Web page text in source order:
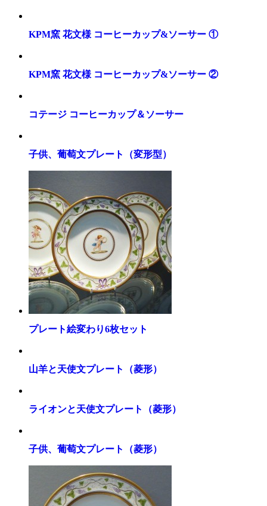
KPM窯 花文様 コーヒーカップ&ソーサー ①
KPM窯 花文様 コーヒーカップ&ソーサー ②
コテージ コーヒーカップ＆ソーサー
子供、葡萄文プレート（変形型）
プレート絵変わり6枚セット
山羊と天使文プレート（菱形）
ライオンと天使文プレート（菱形）
子供、葡萄文プレート（菱形）